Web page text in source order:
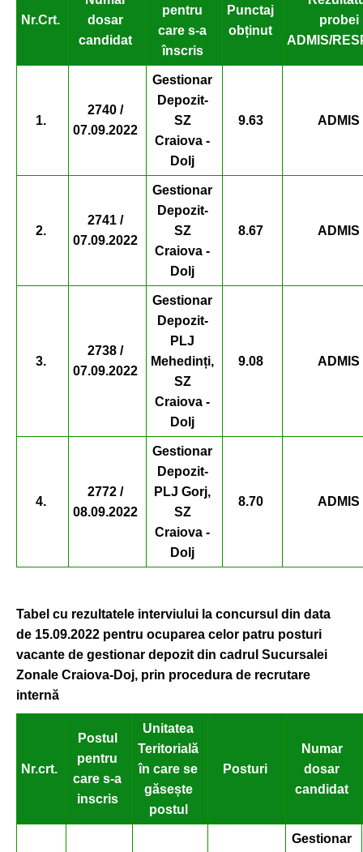
Nr.Crt.
dosar
candidat
pentru
care s-a
înscris
Punctaj
obținut
probei
ADMIS/
1.
2740 /
07.09.2022
Gestionar
Depozit-
SZ
Craiova -
Dolj
9.63 ADMIS
2.
2741 /
07.09.2022
Gestionar
Depozit-
SZ
Craiova -
Dolj
8.67 ADMIS
3.
2738 /
07.09.2022
Gestionar
Depozit-
PLJ
Mehedinți,
SZ
Craiova -
Dolj
9.08 ADMIS
4.
2772 /
08.09.2022
Gestionar
Depozit-
PLJ Gorj,
SZ
Craiova -
Dolj
8.70 ADMIS
Tabel cu rezultatele interviului la concursul din data
de 15.09.2022 pentru ocuparea celor patru posturi
vacante de gestionar depozit din cadrul Sucursalei
Zonale Craiova-Doj, prin procedura de recrutare
internă
Nr.crt.
Postul
pentru
care s-a
inscris
Unitatea
Teritorială
în care se
găsește
postul
Posturi
Numar
dosar
candidat
Gestionar